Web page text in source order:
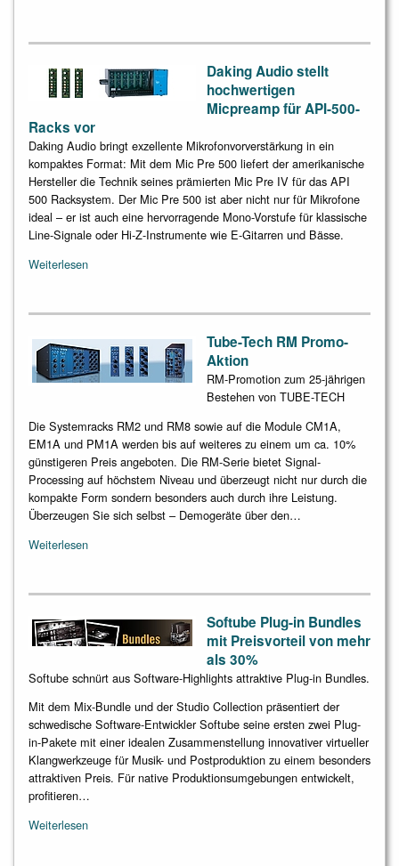
Daking Audio stellt
hochwertigen
Micpreamp für API-500-
Racks vor
Daking Audio bringt exzellente Mikrofonvorverstärkung in ein
kompaktes Format: Mit dem Mic Pre 500 liefert der amerikanische
Hersteller die Technik seines prämierten Mic Pre IV für das API
500 Racksystem. Der Mic Pre 500 ist aber nicht nur für Mikrofone
ideal – er ist auch eine hervorragende Mono-Vorstufe für klassische
Line-Signale oder Hi-Z-Instrumente wie E-Gitarren und Bässe.
Weiterlesen
Tube-Tech RM Promo-
Aktion
RM-Promotion zum 25-jährigen
Bestehen von TUBE-TECH
Die Systemracks RM2 und RM8 sowie auf die Module CM1A,
EM1A und PM1A werden bis auf weiteres zu einem um ca. 10%
günstigeren Preis angeboten. Die RM-Serie bietet Signal-
Processing auf höchstem Niveau und überzeugt nicht nur durch die
kompakte Form sondern besonders auch durch ihre Leistung.
Überzeugen Sie sich selbst – Demogeräte über den…
Weiterlesen
Softube Plug-in Bundles
mit Preisvorteil von mehr
als 30%
Softube schnürt aus Software-Highlights attraktive Plug-in Bundles.
Mit dem Mix-Bundle und der Studio Collection präsentiert der
schwedische Software-Entwickler Softube seine ersten zwei Plug-
in-Pakete mit einer idealen Zusammenstellung innovativer virtueller
Klangwerkzeuge für Musik- und Postproduktion zu einem besonders
attraktiven Preis. Für native Produktionsumgebungen entwickelt,
profitieren…
Weiterlesen